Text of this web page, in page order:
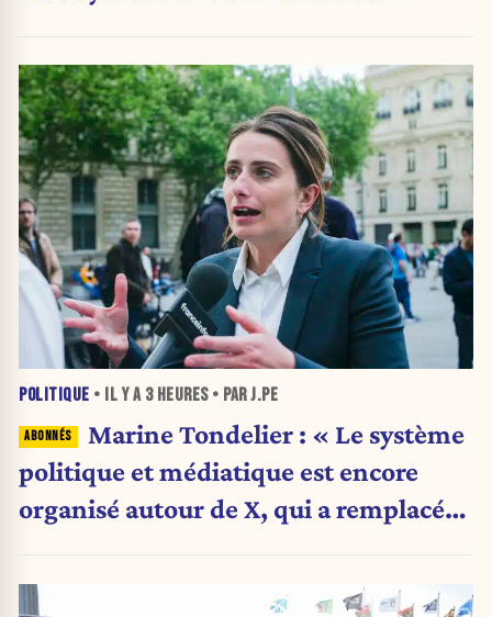
POLITIQUE • IL Y A 3 HEURES• PAR J.PE
Marine Tondelier : « Le système
politique et médiatique est encore
organisé autour de X, qui a remplacé